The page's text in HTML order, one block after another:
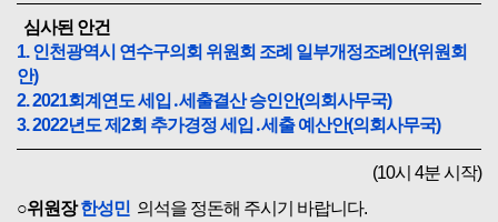
심사된 안건
1. 인천광역시 연수구의회 위원회 조례 일부개정조례안(위원회
안)
2. 2021회계연도 세입․세출결산 승인안(의회사무국)
3. 2022년도 제2회 추가경정 세입․세출 예산안(의회사무국)
(10시 4분 시작)
○위원장한성민 의석을 정돈해 주시기 바랍니다.